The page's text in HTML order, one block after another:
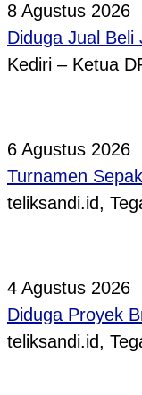
8 Agustus 2026
Diduga Jual
Kediri – Ketua
6 Agustus 2026
Turnamen
teliksandi.id,
4 Agustus 2026
Diduga Proyek
teliksandi.id,